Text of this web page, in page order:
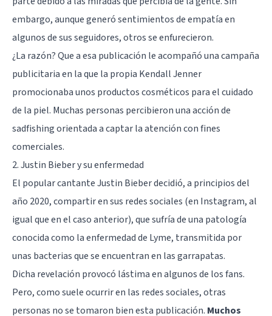
embargo, aunque generó sentimientos de empatía en
algunos de sus seguidores, otros se enfurecieron.
¿La razón? Que a esa publicación le acompañó una campaña
publicitaria en la que la propia Kendall Jenner
promocionaba unos productos cosméticos para el cuidado
de la piel. Muchas personas percibieron una acción de
sadfishing orientada a captar la atención con fines
comerciales.
2. Justin Bieber y su enfermedad
El popular cantante Justin Bieber decidió, a principios del
año 2020, compartir en sus redes sociales (en Instagram, al
igual que en el caso anterior), que sufría de una patología
conocida como la enfermedad de Lyme, transmitida por
unas bacterias que se encuentran en las garrapatas.
Dicha revelación provocó lástima en algunos de los fans.
Pero, como suele ocurrir en las redes sociales, otras
personas no se tomaron bien esta publicación. Muchos